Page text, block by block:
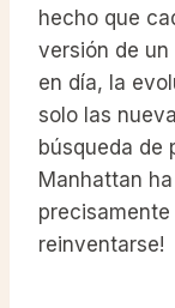
hecho que
versión de
en día, la
solo las
búsqueda de
Manhattan
reinventarse!